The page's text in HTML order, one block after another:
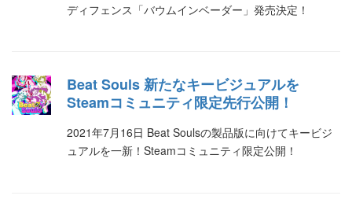
ディフェンス「バウムインベーダー」発売決定！
Beat Souls 新たなキービジュアルを
Steamコミュニティ限定先行公開！
2021年7月16日 Beat Soulsの製品版に向けてキービジ
ュアルを一新！Steamコミュニティ限定公開！